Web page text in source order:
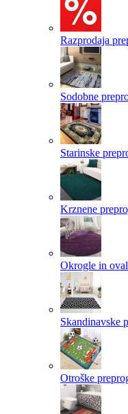
Razprodaja
Sodobne
Starinske
Krznene
Okrogle in
Skandinavske
Otroške